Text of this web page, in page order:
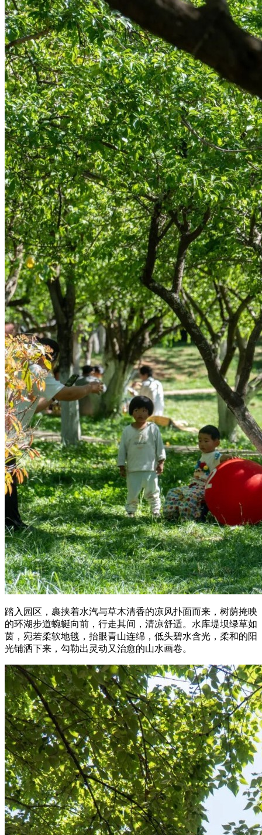
踏入园区，裹挟着水汽与草木清香的凉风扑面而来，树荫掩映
的环湖步道蜿蜒向前，行走其间，清凉舒适。水库堤坝绿草如
茵，宛若柔软地毯，抬眼青山连绵，低头碧水含光，柔和的阳
光铺洒下来，勾勒出灵动又治愈的山水画卷。